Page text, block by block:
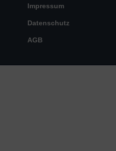
Impressum
Datenschutz
AGB